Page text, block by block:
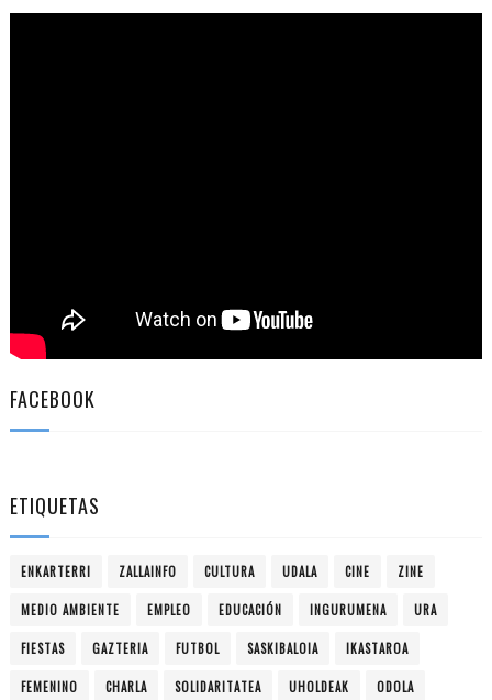
FACEBOOK
ETIQUETAS
ENKARTERRI ZALLAINFO CULTURA UDALA CINE ZINE
MEDIO AMBIENTE EMPLEO EDUCACIÓN INGURUMENA URA
FIESTAS GAZTERIA FUTBOL SASKIBALOIA IKASTAROA
FEMENINO CHARLA SOLIDARITATEA UHOLDEAK ODOLA